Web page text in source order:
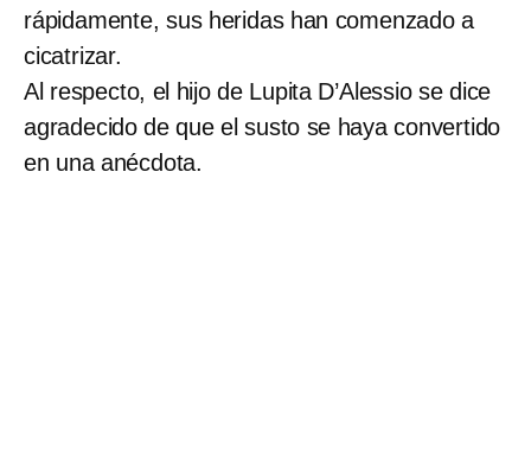
rápidamente, sus heridas han comenzado a
cicatrizar.
Al respecto, el hijo de Lupita D’Alessio se dice
agradecido de que el susto se haya convertido
en una anécdota.